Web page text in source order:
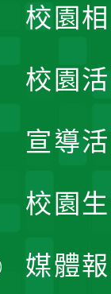
校園
校園
宣導
校園
媒體